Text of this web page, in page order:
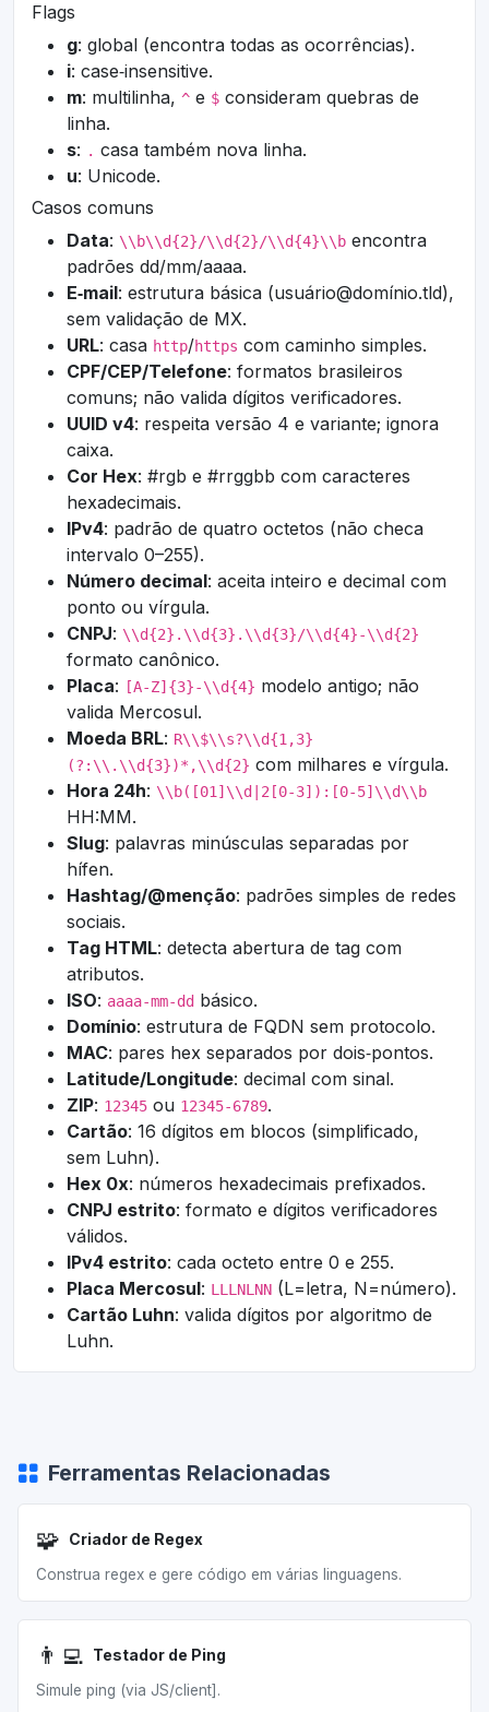
Flags
g: global (encontra todas as ocorrências).
i: case‑insensitive.
m: multilinha, ^ e $ consideram quebras de
linha.
s: . casa também nova linha.
u: Unicode.
Casos comuns
Data: \\b\\d{2}/\\d{2}/\\d{4}\\b encontra
padrões dd/mm/aaaa.
E‑mail: estrutura básica (usuário@domínio.tld),
sem validação de MX.
URL: casa http/https com caminho simples.
CPF/CEP/Telefone: formatos brasileiros
comuns; não valida dígitos verificadores.
UUID v4: respeita versão 4 e variante; ignora
caixa.
Cor Hex: #rgb e #rrggbb com caracteres
hexadecimais.
IPv4: padrão de quatro octetos (não checa
intervalo 0–255).
Número decimal: aceita inteiro e decimal com
ponto ou vírgula.
CNPJ: \\d{2}.\\d{3}.\\d{3}/\\d{4}-\\d{2}
formato canônico.
Placa: [A-Z]{3}-\\d{4} modelo antigo; não
valida Mercosul.
Moeda BRL: R\\$\\s?\\d{1,3}
(?:\\.\\d{3})*,\\d{2} com milhares e vírgula.
Hora 24h: \\b([01]\\d|2[0-3]):[0-5]\\d\\b
HH:MM.
Slug: palavras minúsculas separadas por
hífen.
Hashtag/@menção: padrões simples de redes
sociais.
Tag HTML: detecta abertura de tag com
atributos.
ISO: aaaa-mm-dd básico.
Domínio: estrutura de FQDN sem protocolo.
MAC: pares hex separados por dois‑pontos.
Latitude/Longitude: decimal com sinal.
ZIP: 12345 ou 12345-6789.
Cartão: 16 dígitos em blocos (simplificado,
sem Luhn).
Hex 0x: números hexadecimais prefixados.
CNPJ estrito: formato e dígitos verificadores
válidos.
IPv4 estrito: cada octeto entre 0 e 255.
Placa Mercosul: LLLNLNN (L=letra, N=número).
Cartão Luhn: valida dígitos por algoritmo de
Luhn.
Ferramentas Relacionadas
🧩 Criador de Regex
Construa regex e gere código em várias linguagens.
👨‍💻 Testador de Ping
Simule ping (via JS/client].